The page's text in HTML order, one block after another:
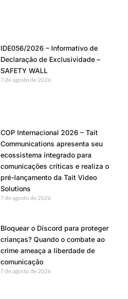
IDE056/2026 – Informativo de
Declaração de Exclusividade –
SAFETY WALL
7 de agosto de 2026
COP Internacional 2026 – Tait
Communications apresenta seu
ecossistema integrado para
comunicações críticas e realiza o
pré-lançamento da Tait Video
Solutions
7 de agosto de 2026
Bloquear o Discord para proteger
crianças? Quando o combate ao
crime ameaça a liberdade de
comunicação
7 de agosto de 2026